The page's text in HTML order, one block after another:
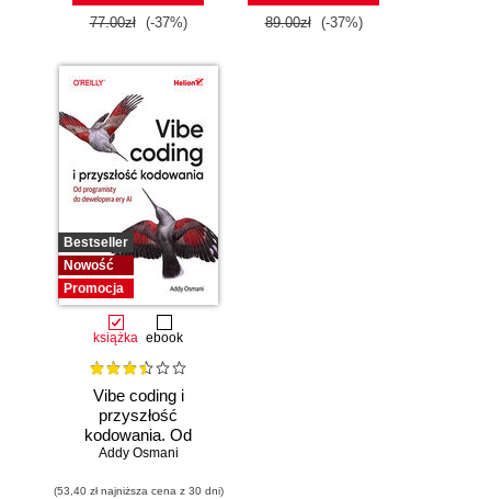
77.00zł (-37%) 89.00zł (-37%)
Bestseller
Nowość
Promocja
książka ebook
Vibe coding i
przyszłość
kodowania. Od
programisty do
Addy Osmani
(53,40 zł najniższa cena z 30 dni)